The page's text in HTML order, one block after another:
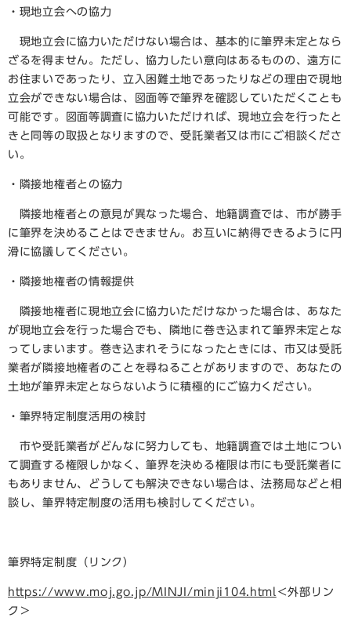
・現地立会への協力
現地立会に協力いただけない場合は、基本的に筆界未定となら
ざるを得ません。ただし、協力したい意向はあるものの、遠方に
お住まいであったり、立入困難土地であったりなどの理由で現地
立会ができない場合は、図面等で筆界を確認していただくことも
可能です。図面等調査に協力いただければ、現地立会を行ったと
きと同等の取扱となりますので、受託業者又は市にご相談くださ
い。
・隣接地権者との協力
隣接地権者との意見が異なった場合、地籍調査では、市が勝手
に筆界を決めることはできません。お互いに納得できるように円
滑に協議してください。
・隣接地権者の情報提供
隣接地権者に現地立会に協力いただけなかった場合は、あなた
が現地立会を行った場合でも、隣地に巻き込まれて筆界未定とな
ってしまいます。巻き込まれそうになったときには、市又は受託
業者が隣接地権者のことを尋ねることがありますので、あなたの
土地が筆界未定とならないように積極的にご協力ください。
・筆界特定制度活用の検討
市や受託業者がどんなに努力しても、地籍調査では土地につい
て調査する権限しかなく、筆界を決める権限は市にも受託業者に
もありません、どうしても解決できない場合は、法務局などと相
談し、筆界特定制度の活用も検討してください。
筆界特定制度（リンク）
https://www.moj.go.jp/MINJI/minji104.html ＜外部リン
ク＞